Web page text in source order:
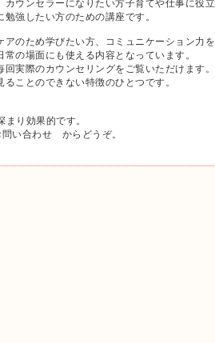
カウンセラーになりたい方子育てや仕事に役立
強したい方のための講座です。
アのため学びたい方、コミュニケーション力を
の場面にも使える内容となっています。
回実際のカウンセリングをご覧いただけます。
ことのできない特徴のひとつです。
り効果的です。
い合わせ からどうぞ。